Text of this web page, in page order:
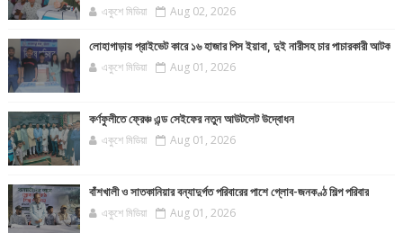
একুশে মিডিয়া Aug 02, 2026
লোহাগাড়ায় প্রাইভেট কারে ১৬ হাজার পিস ইয়াবা, দুই নারীসহ চার পাচারকারী আটক
একুশে মিডিয়া Aug 01, 2026
কর্ণফুলীতে ফ্রেঞ্চ এন্ড সেইফের নতুন আউটলেট উদ্বোধন
একুশে মিডিয়া Aug 01, 2026
বাঁশখালী ও সাতকানিয়ার বন্যাদুর্গত পরিবারের পাশে গ্লোব-জনকণ্ঠ শিল্প পরিবার
একুশে মিডিয়া Aug 01, 2026